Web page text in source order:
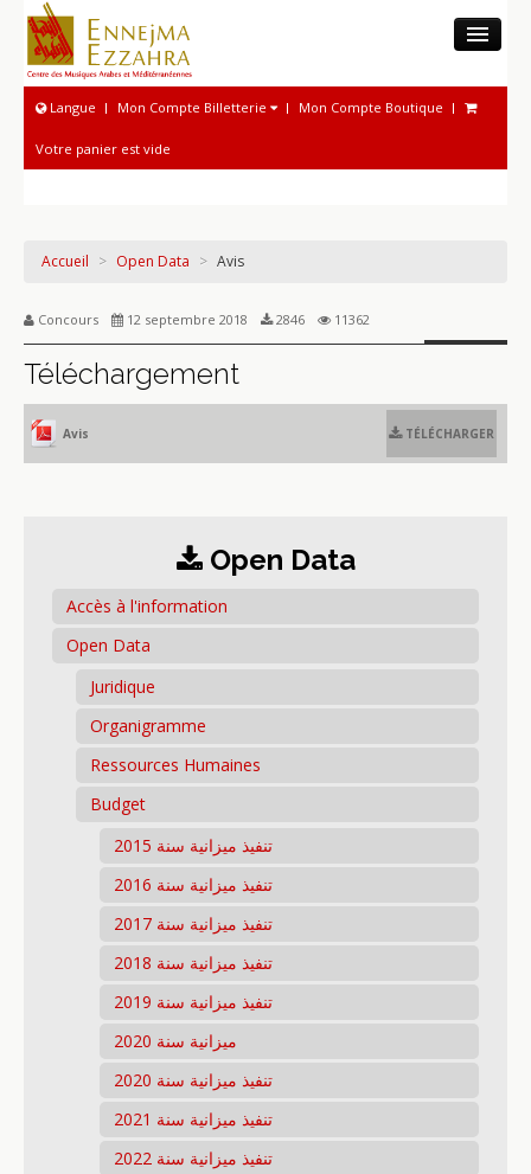
Langue Mon Compte Billetterie Mon Compte Boutique
Votre panier est vide
MUSÉE
Accueil > Open Data > Avis
Concours 12 septembre 2018 2846 11362
Téléchargement
Avis TÉLÉCHARGER
Open Data
Accès à l'information
Open Data
Juridique
Organigramme
Ressources Humaines
Budget
تنفيذ ميزانية سنة 2015
تنفيذ ميزانية سنة 2016
تنفيذ ميزانية سنة 2017
تنفيذ ميزانية سنة 2018
تنفيذ ميزانية سنة 2019
ميزانية سنة 2020
تنفيذ ميزانية سنة 2020
تنفيذ ميزانية سنة 2021
تنفيذ ميزانية سنة 2022